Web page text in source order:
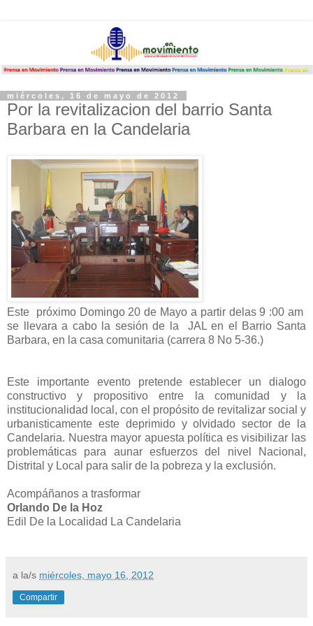
miércoles, 16 de mayo de 2012
Por la revitalizacion del barrio Santa
Barbara en la Candelaria
Este próximo Domingo 20 de Mayo a partir delas 9 :00 am
se llevara a cabo la sesión de la JAL en el Barrio Santa
Barbara, en la casa comunitaria (carrera 8 No 5-36.)
Este importante evento pretende establecer un dialogo
constructivo y propositivo entre la comunidad y la
institucionalidad local, con el propósito de revitalizar social y
urbanisticamente este deprimido y olvidado sector de la
Candelaria. Nuestra mayor apuesta política es visibilizar las
problemáticas para aunar esfuerzos del nivel Nacional,
Distrital y Local para salir de la pobreza y la exclusión.
Acompáñanos a trasformar
Orlando De la Hoz
Edil De la Localidad La Candelaria
a la/s miércoles, mayo 16, 2012
Compartir